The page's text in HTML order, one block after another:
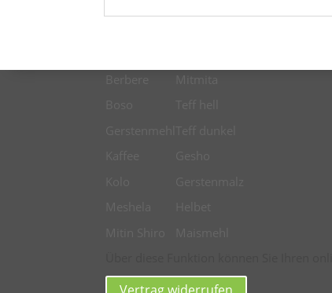
Berbere
Mitmita